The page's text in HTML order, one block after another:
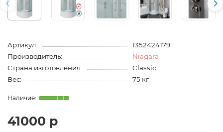
Артикул:
1352424179
Производитель:
Niagara
Страна изготовления:
Classic
Вес:
75 кг
41000 р